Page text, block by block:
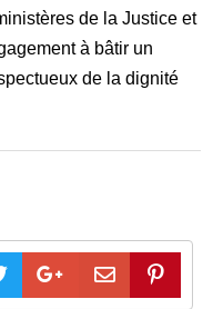
de la Justice et
à bâtir un
de la dignité